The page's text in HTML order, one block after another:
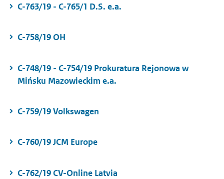
C-763/19 - C-765/1 D.S. e.a.
C-758/19 OH
C-748/19 - C-754/19 Prokuratura Rejonowa w
Mińsku Mazowieckim e.a.
C-759/19 Volkswagen
C-760/19 JCM Europe
C-762/19 CV-Online Latvia